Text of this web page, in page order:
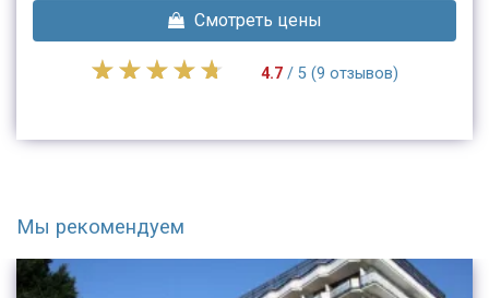
Смотреть цены
4.7/ 5 (9 отзывов)
Мы рекомендуем